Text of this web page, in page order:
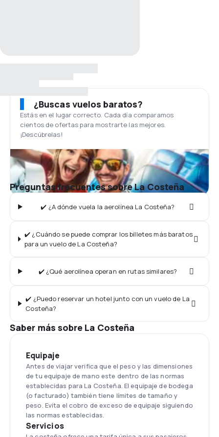
¿Buscas vuelos baratos?
Estás en el lugar correcto. Cada día comparamos
cientos de ofertas para mostrarte las mejores.
¡Descúbrelas!
Preguntas frecuentes sobre La Costeña
✔️ ¿A dónde vuela la aerolínea La Costeña?
✔️ ¿Cuándo se puede comprar los billetes más baratos
para un vuelo de La Costeña?
✔️ ¿Qué aerolínea operan en rutas similares?
✔️ ¿Puedo reservar un hotel junto con un vuelo de La
Costeña?
Saber más sobre La Costeña
Equipaje
Antes de viajar verifica que el peso y las dimensiones
de tu equipaje de mano este dentro de las normas
establecidas para La Costeña. El equipaje de bodega
(o facturado) también tiene límites de tamaño y
peso. Evita el cobro de exceso de equipaje siguiendo
las normas establecidas.
Servicios